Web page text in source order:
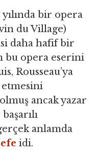
yılında bir opera
du Village)
daha hafif bir
bu opera eserini
Rousseau’ya
ancak yazar
anlamda
idi.